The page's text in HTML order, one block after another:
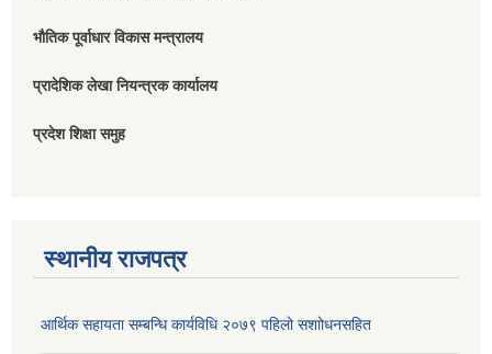
भौतिक पूर्वाधार विकास मन्त्रालय
प्रादेशिक लेखा नियन्त्रक कार्यालय
प्रदेश शिक्षा समुह
स्थानीय राजपत्र
आर्थिक सहायता सम्बन्धि कार्यविधि २०७९ पहिलो स‌शाोधनसहित